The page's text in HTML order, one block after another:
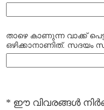
താഴെ കാണുന്ന വാക്ക്
ഒഴിക്കാനാണിത്. സദയം
* ഈ വിവരങ്ങള്‍